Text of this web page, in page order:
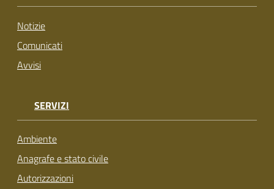
Notizie
Comunicati
Avvisi
SERVIZI
Ambiente
Anagrafe e stato civile
Autorizzazioni